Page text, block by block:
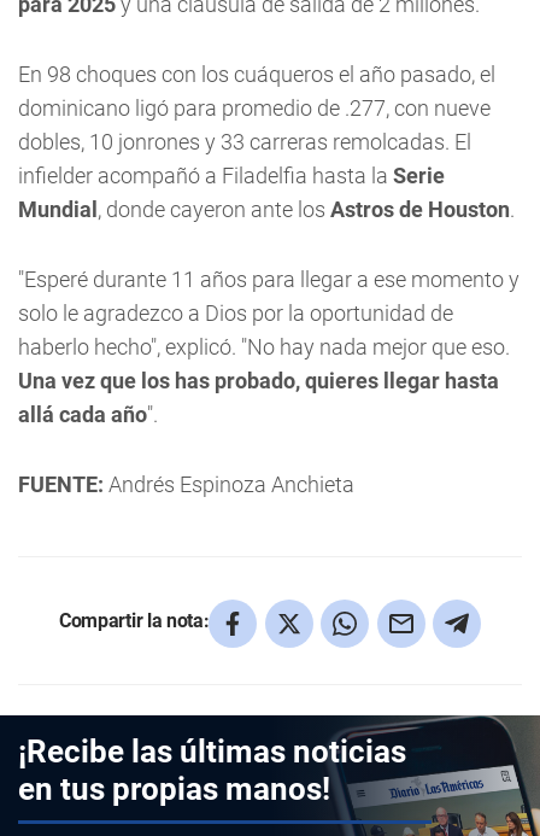
En 98 choques con los cuáqueros el año pasado, el
dominicano ligó para promedio de .277, con nueve
dobles, 10 jonrones y 33 carreras remolcadas. El
infielder acompañó a Filadelfia hasta la Serie
Mundial , donde cayeron ante los Astros de Houston.
"Esperé durante 11 años para llegar a ese momento y
solo le agradezco a Dios por la oportunidad de
haberlo hecho", explicó. "No hay nada mejor que eso.
Una vez que los has probado, quieres llegar hasta
allá cada año".
FUENTE: Andrés Espinoza Anchieta
Compartir la nota:
¡Recibe las últimas noticias
en tus propias manos!